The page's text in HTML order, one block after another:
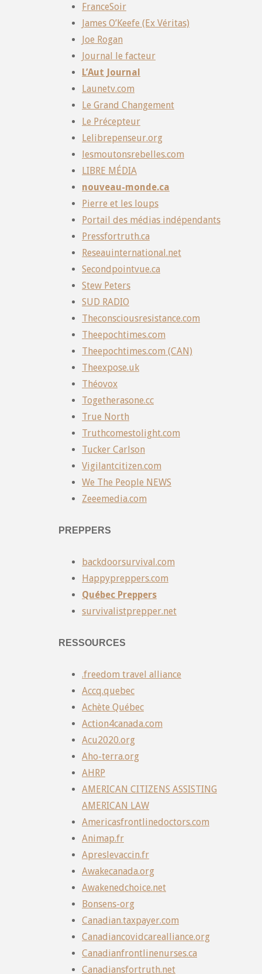
FranceSoir
James O’Keefe (Ex Véritas)
Joe Rogan
Journal le facteur
L’Aut Journal
Launetv.com
Le Grand Changement
Le Précepteur
Lelibrepenseur.org
lesmoutonsrebelles.com
LIBRE MÉDIA
nouveau-monde.ca
Pierre et les loups
Portail des médias indépendants
Pressfortruth.ca
Reseauinternational.net
Secondpointvue.ca
Stew Peters
SUD RADIO
Theconsciousresistance.com
Theepochtimes.com
Theepochtimes.com (CAN)
Theexpose.uk
Théovox
Togetherasone.cc
True North
Truthcomestolight.com
Tucker Carlson
Vigilantcitizen.com
We The People NEWS
Zeeemedia.com
PREPPERS
backdoorsurvival.com
Happypreppers.com
Québec Preppers
survivalistprepper.net
RESSOURCES
.freedom travel alliance
Accq.quebec
Achète Québec
Action4canada.com
Acu2020.org
Aho-terra.org
AHRP
AMERICAN CITIZENS ASSISTING
AMERICAN LAW
Americasfrontlinedoctors.com
Animap.fr
Apreslevaccin.fr
Awakecanada.org
Awakenedchoice.net
Bonsens-org
Canadian.taxpayer.com
Canadiancovidcarealliance.org
Canadianfrontlinenurses.ca
Canadiansfortruth.net